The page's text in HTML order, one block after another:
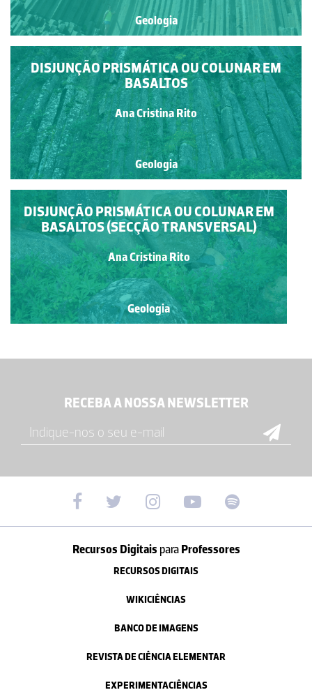
Geologia
DISJUNÇÃO PRISMÁTICA OU COLUNAR EM
BASALTOS
Ana Cristina Rito
Geologia
DISJUNÇÃO PRISMÁTICA OU COLUNAR EM
BASALTOS (SECÇÃO TRANSVERSAL)
Ana Cristina Rito
Geologia
RECEBA A NOSSA NEWSLETTER
Recursos Digitais paraProfessores
RECURSOS DIGITAIS
WIKICIÊNCIAS
BANCO DE IMAGENS
REVISTA DE CIÊNCIA ELEMENTAR
EXPERIMENTACIÊNCIAS